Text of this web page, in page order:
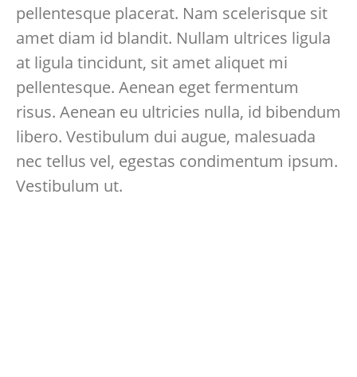
pellentesque placerat. Nam scelerisque sit
amet diam id blandit. Nullam ultrices ligula
at ligula tincidunt, sit amet aliquet mi
pellentesque. Aenean eget fermentum
risus. Aenean eu ultricies nulla, id bibendum
libero. Vestibulum dui augue, malesuada
nec tellus vel, egestas condimentum ipsum.
Vestibulum ut.